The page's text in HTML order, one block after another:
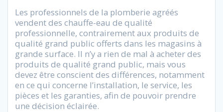
Les professionnels de la plomberie agréés
vendent des chauffe-eau de qualité
professionnelle, contrairement aux produits de
qualité grand public offerts dans les magasins à
grande surface. Il n’y a rien de mal à acheter des
produits de qualité grand public, mais vous
devez être conscient des différences, notamment
en ce qui concerne l’installation, le service, les
pièces et les garanties, afin de pouvoir prendre
une décision éclairée.